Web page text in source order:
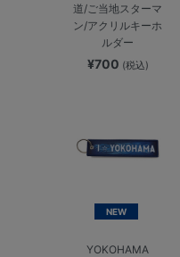
道/ご当地スターマ
ン/アクリルキーホ
ルダー
¥700 (税込)
NEW
YOKOHAMA